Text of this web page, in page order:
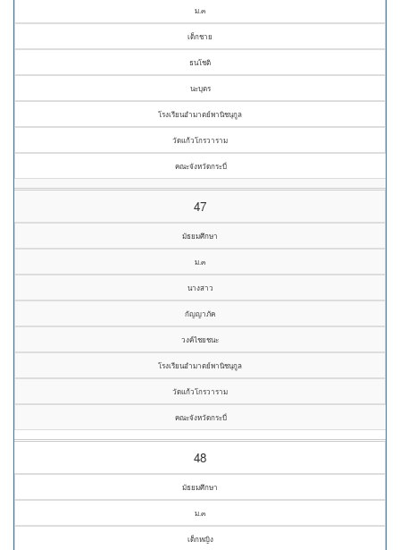
ม.๓
เด็กชาย
ธนโชติ
นะบุตร
โรงเรียนอำมาตย์พานิชนุกูล
วัดแก้วโกรวาราม
คณะจังหวัดกระบี่
47
มัธยมศึกษา
ม.๓
นางสาว
กัญญาภัค
วงค์ไชยชนะ
โรงเรียนอำมาตย์พานิชนุกูล
วัดแก้วโกรวาราม
คณะจังหวัดกระบี่
48
มัธยมศึกษา
ม.๓
เด็กหญิง